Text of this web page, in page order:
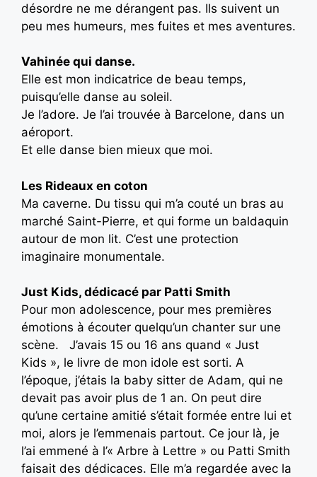
désordre ne me dérangent pas. Ils suivent un
peu mes humeurs, mes fuites et mes aventures.
Vahinée qui danse.
Elle est mon indicatrice de beau temps,
puisqu’elle danse au soleil.
Je l’adore. Je l’ai trouvée à Barcelone, dans un
aéroport.
Et elle danse bien mieux que moi.
Les Rideaux en coton
Ma caverne. Du tissu qui m’a couté un bras au
marché Saint-Pierre, et qui forme un baldaquin
autour de mon lit. C’est une protection
imaginaire monumentale.
Just Kids, dédicacé par Patti Smith
Pour mon adolescence, pour mes premières
émotions à écouter quelqu’un chanter sur une
scène. J’avais 15 ou 16 ans quand « Just
Kids », le livre de mon idole est sorti. A
l’époque, j’étais la baby sitter de Adam, qui ne
devait pas avoir plus de 1 an. On peut dire
qu’une certaine amitié s’était formée entre lui et
moi, alors je l’emmenais partout. Ce jour là, je
l’ai emmené à l’« Arbre à Lettre » ou Patti Smith
faisait des dédicaces. Elle m’a regardée avec la